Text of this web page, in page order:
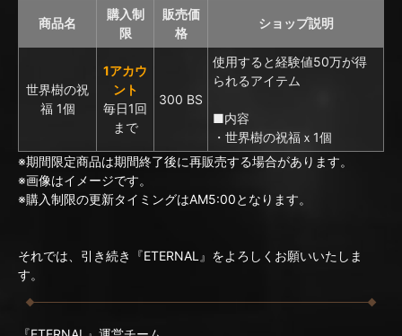
商品名
購入制
限
販売価
格
ショップ説明
世界樹の祝
福 1個
1アカウ
ント
毎日1回
まで
300 BS
使用すると経験値50万が得
られるアイテム
■内容
・世界樹の祝福ｘ1個
※期間限定商品は期間終了後に再販売する場合があります。
※画像はイメージです。
※購入制限の更新タイミングはAM5:00となります。
それでは、引き続き『ETERNAL』をよろしくお願いいたしま
す。